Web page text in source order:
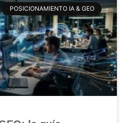
POSICIONAMIENTO IA & GEO